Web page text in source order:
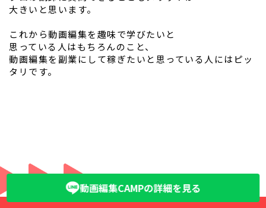
動画編集CAMPの詳細を見る
大きいと思います。
これから動画編集を趣味で学びたいと
思っている人はもちろんのこと、
動画編集を副業にして稼ぎたいと思っている人にはピッ
タリです。